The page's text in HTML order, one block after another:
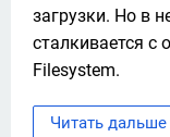
загрузки. Но в
сталкивается с
Filesystem.
Читать дальше